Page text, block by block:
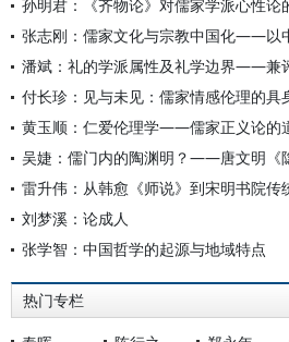
孙明君：《齐物论》对儒家学派心性论
张志刚：儒家文化与宗教中国化——以
付长珍：见与未见：儒家情感伦理的具
黄玉顺：仁爱伦理学——儒家正义论的
雷升伟：从韩愈《师说》到宋明书院传
刘梦溪：论成人
张学智：中国哲学的起源与地域特点
热门专栏